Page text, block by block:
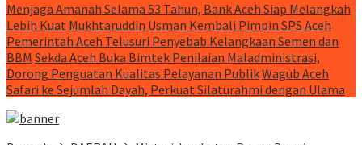
Menjaga Amanah Selama 53 Tahun, Bank Aceh Siap Melangkah
Lebih Kuat Mukhtaruddin Usman Kembali Pimpin SPS Aceh
Pemerintah Aceh Telusuri Penyebab Kelangkaan Semen dan
BBM Sekda Aceh Buka Bimtek Penilaian Maladministrasi,
Dorong Penguatan Kualitas Pelayanan PublikWagub Aceh
Safari ke Sejumlah Dayah, Perkuat Silaturahmi dengan Ulama